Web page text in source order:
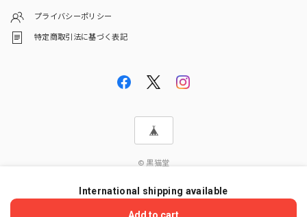
プライバシーポリシー
特定商取引法に基づく表記
© 黒猫堂
International shipping available
ショップに質問する